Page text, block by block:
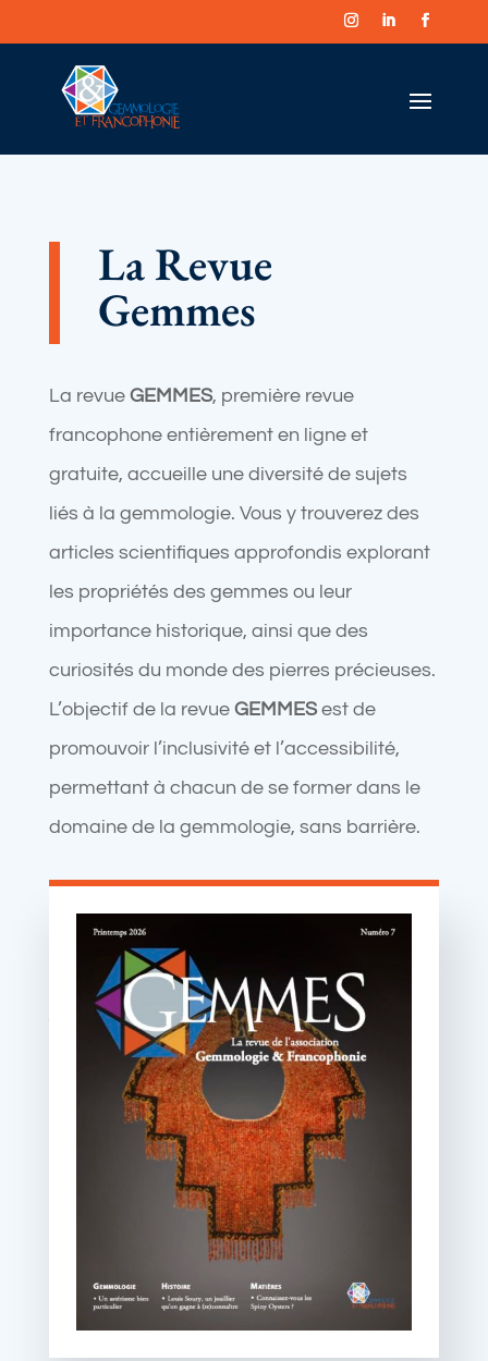
La Revue
Gemmes
La revue GEMMES, première revue
francophone entièrement en ligne et
gratuite, accueille une diversité de sujets
liés à la gemmologie. Vous y trouverez des
articles scientifiques approfondis explorant
les propriétés des gemmes ou leur
importance historique, ainsi que des
curiosités du monde des pierres précieuses.
L’objectif de la revue GEMMESest de
promouvoir l’inclusivité et l’accessibilité,
permettant à chacun de se former dans le
domaine de la gemmologie, sans barrière.
TÉLÉCHARGER LE DERNIER
NUMÉRO
VOIR LE SOMMAIRE